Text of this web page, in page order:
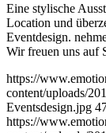
Eine stylische
Location und
Eventdesign.
Wir freuen uns auf
https://
content/uploads/
Eventsdesign.jpg
https://